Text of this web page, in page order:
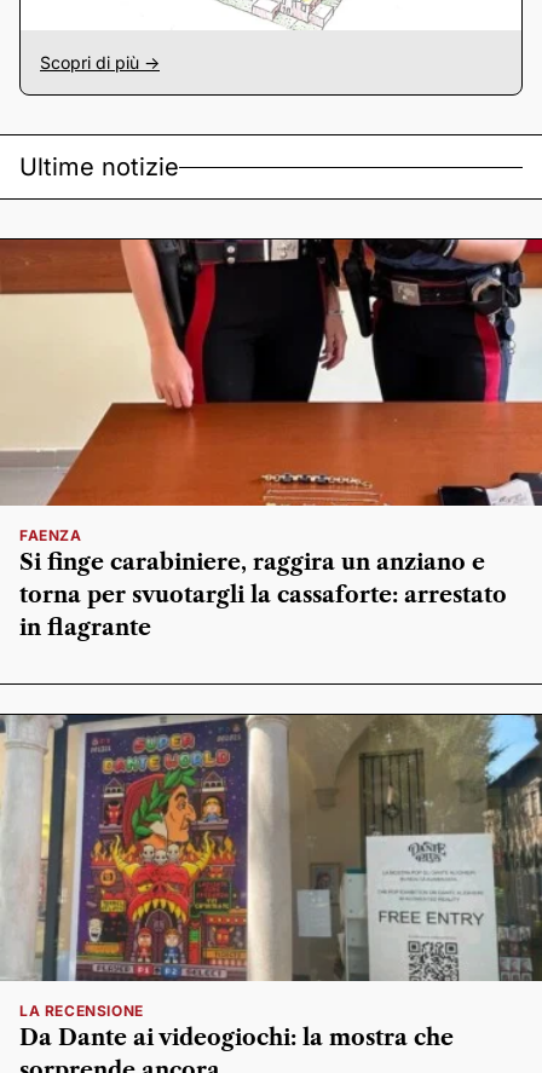
Scopri di più ->
Ultime notizie
FAENZA
Si finge carabiniere, raggira un anziano e
torna per svuotargli la cassaforte: arrestato
in flagrante
LA RECENSIONE
Da Dante ai videogiochi: la mostra che